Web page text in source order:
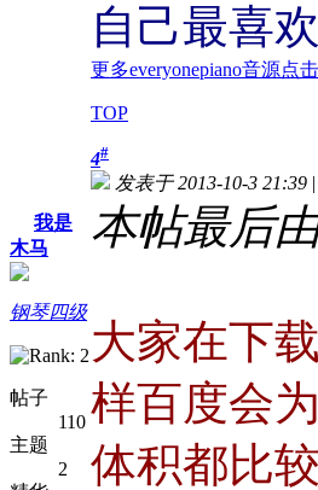
自己最喜欢
更多everyonepiano音源点
TOP
我是
木马
钢琴四级
帖子
110
主题
2
4#
发表于 2013-10-3 21:39 |
本帖最后
大家在下
样百度会
体积都比